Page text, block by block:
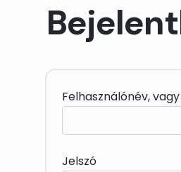
Felhasználónév,
Jelszó